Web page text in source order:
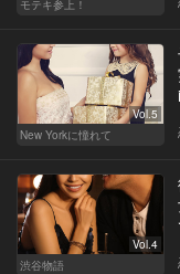
モテキ参上！
Vol.5
New Yorkに憧れて
Vol.4
渋谷物語